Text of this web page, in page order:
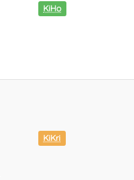
KiHo
KiKri